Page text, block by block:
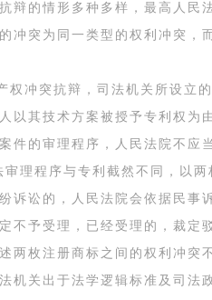
辩的情形多种多样，最高人
冲突为同一类型的权利冲突
权冲突抗辩，司法机关所设立
以其技术方案被授予专利权
件的审理程序，人民法院不
理程序与专利截然不同，以
诉讼的，人民法院会依据民
不予受理，已经受理的，裁
两枚注册商标之间的权利冲
机关出于法学逻辑标准及司法